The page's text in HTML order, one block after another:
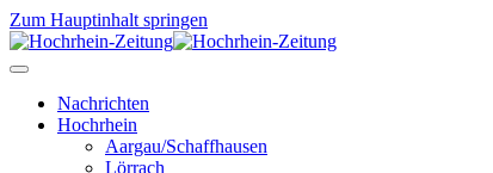
Zum Hauptinhalt springen
Nachrichten
Hochrhein
Aargau/Schaffhausen
Lörrach